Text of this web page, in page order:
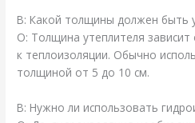
В: Какой толщины должен быть
О: Толщина утеплителя
к теплоизоляции. Обычно
толщиной от 5 до 10 см.
В: Нужно ли использовать